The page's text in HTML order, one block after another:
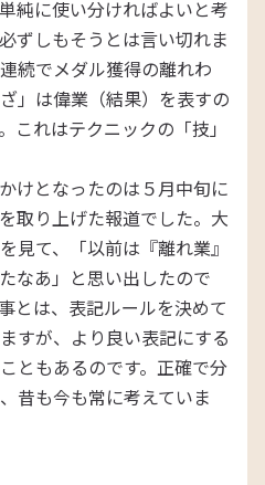
純に使い分ければよいと考
ずしもそうとは言い切れま
続でメダル獲得の離れわ
」は偉業（結果）を表すの
これはテクニックの「技」
けとなったのは５月中旬に
取り上げた報道でした。大
見て、「以前は『離れ業』
なあ」と思い出したので
とは、表記ルールを決めて
すが、より良い表記にする
ともあるのです。正確で分
昔も今も常に考えていま